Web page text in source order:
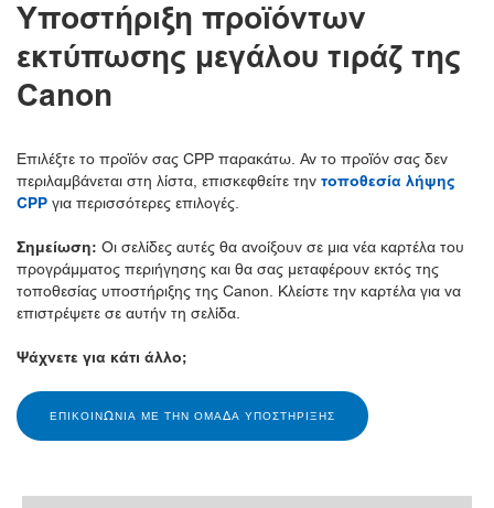
Υποστήριξη προϊόντων
εκτύπωσης μεγάλου τιράζ της
Canon
Επιλέξτε το προϊόν σας CPP παρακάτω. Αν το προϊόν σας δεν
περιλαμβάνεται στη λίστα, επισκεφθείτε την τοποθεσία λήψης
CPP για περισσότερες επιλογές.
Σημείωση: Οι σελίδες αυτές θα ανοίξουν σε μια νέα καρτέλα του
προγράμματος περιήγησης και θα σας μεταφέρουν εκτός της
τοποθεσίας υποστήριξης της Canon. Κλείστε την καρτέλα για να
επιστρέψετε σε αυτήν τη σελίδα.
Ψάχνετε για κάτι άλλο;
ΕΠΙΚΟΙΝΩΝΊΑ ΜΕ ΤΗΝ ΟΜΆΔΑ ΥΠΟΣΤΉΡΙΞΗΣ